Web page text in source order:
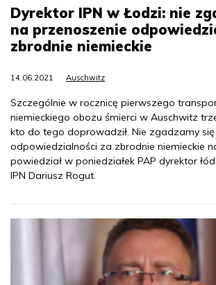
Dyrektor IPN w Łodzi: nie
na przenoszenie
zbrodnie niemieckie
14.06.2021 Auschwitz
Szczególnie w rocznicę pierwszego
niemieckiego obozu śmierci w Auschwitz
kto do tego doprowadził. Nie zgadzamy
odpowiedzialności za zbrodnie niemieckie
powiedział w poniedziałek PAP dyrektor
IPN Dariusz Rogut.